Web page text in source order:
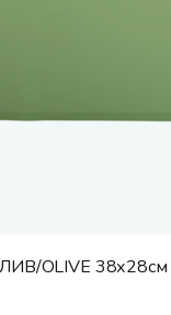
OLIVE 38х28см